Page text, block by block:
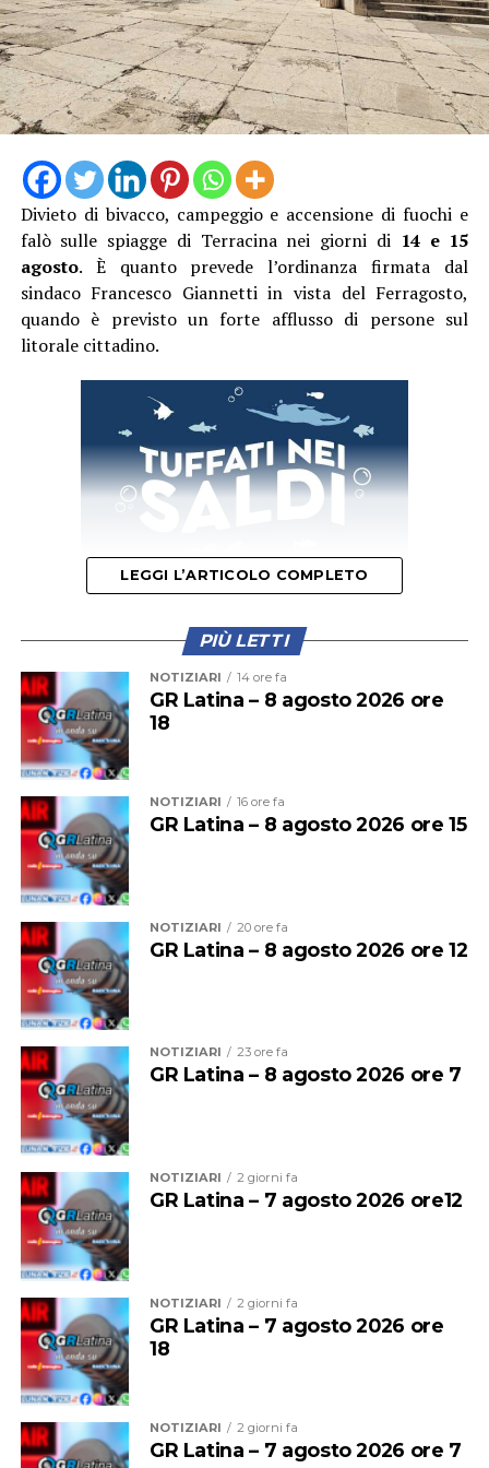
Al momento, infatti, non risulta che qualcuno abbia
assistito direttamente all’incidente, nonostante il
lungomare fosse particolarmente affollato proprio
nell’ora di punta del sabato.
Divieto di bivacco, campeggio e accensione di fuochi e
falò sulle spiagge di Terracina nei giorni di 14 e 15
agosto. È quanto prevede l’ordinanza firmata dal
sindaco Francesco Giannetti in vista del Ferragosto,
quando è previsto un forte afflusso di persone sul
litorale cittadino.
Il provvedimento disciplina anche la somministrazione
di bevande alcoliche e le attività di intrattenimento
musicale e danzante, con l’obiettivo di prevenire
situazioni di criticità legate agli assembramenti e
all’utilizzo improprio delle spiagge.
Per entrambe le giornate sarà quindi vietato
campeggiare e accendere fuochi o falò
spiagge del litorale comunale.
Sono inoltre vietate la vendita e la somministrazione di
bevande alcoliche nei pubblici esercizi, compresi gli
stabilimenti balneari, dalle
Prevista anche una stretta sulla musica: dalle
dovranno essere ridotte le emissioni sonore, mentre
dalle3dovranno cessare completamente le attività di
intrattenimento musicale e danzante dei pubblici
esercizi e degli stabilimenti balneari, quando autorizzate
secondo le modalità previste dalla legge.
LEGGI L’ARTICOLO COMPLETO
PIÙ LETTI
NOTIZIARI 14 ore fa
GR Latina – 8 agosto 2026 ore
18
NOTIZIARI 16 ore fa
GR Latina – 8 agosto 2026 ore 15
NOTIZIARI 20 ore fa
GR Latina – 8 agosto 2026 ore 12
NOTIZIARI 23 ore fa
GR Latina – 8 agosto 2026 ore 7
NOTIZIARI 2 giorni fa
GR Latina – 7 agosto 2026 ore12
NOTIZIARI 2 giorni fa
GR Latina – 7 agosto 2026 ore
18
NOTIZIARI 2 giorni fa
GR Latina – 7 agosto 2026 ore 7